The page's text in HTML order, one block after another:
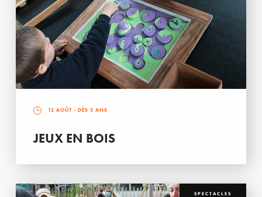
12 AOÛT - DÈS 5 ANS
JEUX EN BOIS
SPECTACLES